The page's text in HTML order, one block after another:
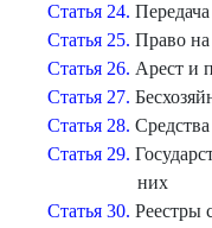
Статья 24.
Статья 25. Право на
Статья 26. Арест и
Статья 27.
Статья 28.
Статья 29.
них
Статья 30. Реестры